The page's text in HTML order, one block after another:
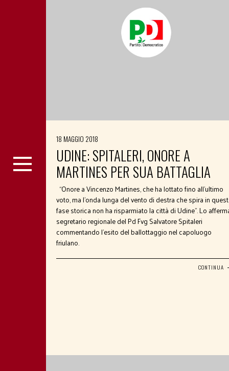
18 MAGGIO 2018
UDINE: SPITALERI, ONORE A
MARTINES PER SUA BATTAGLIA
“Onore a Vincenzo Martines, che ha lottato fino all’ultimo
voto, ma l’onda lunga del vento di destra che spira in
fase storica non ha risparmiato la città di Udine”. Lo
segretario regionale del Pd Fvg Salvatore Spitaleri
commentando l’esito del ballottaggio nel capoluogo
friulano.
CONTINUA